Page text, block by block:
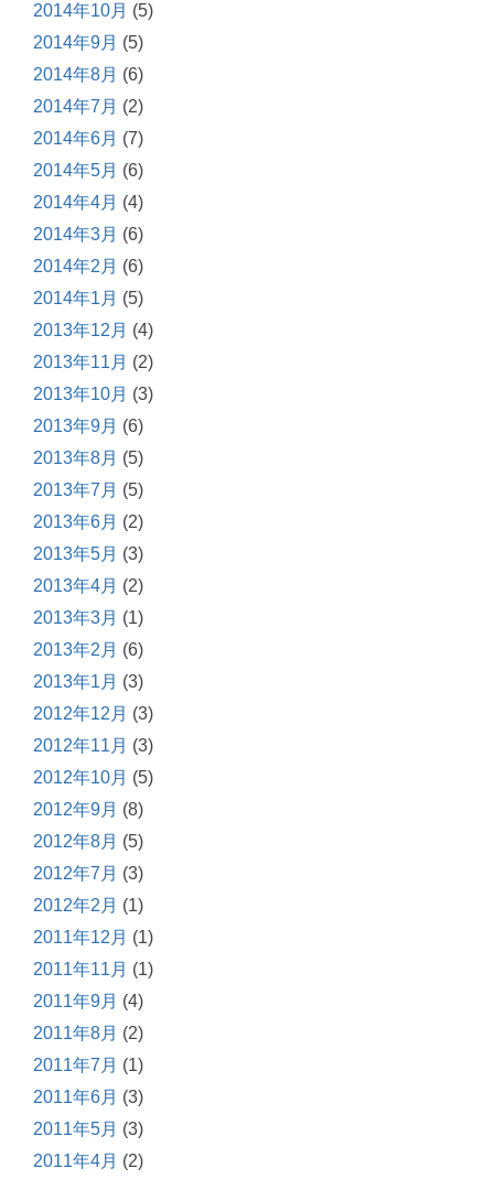
2014年10月 (5)
2014年9月 (5)
2014年8月 (6)
2014年7月 (2)
2014年6月 (7)
2014年5月 (6)
2014年4月 (4)
2014年3月 (6)
2014年2月 (6)
2014年1月 (5)
2013年12月 (4)
2013年11月 (2)
2013年10月 (3)
2013年9月 (6)
2013年8月 (5)
2013年7月 (5)
2013年6月 (2)
2013年5月 (3)
2013年4月 (2)
2013年3月 (1)
2013年2月 (6)
2013年1月 (3)
2012年12月 (3)
2012年11月 (3)
2012年10月 (5)
2012年9月 (8)
2012年8月 (5)
2012年7月 (3)
2012年2月 (1)
2011年12月 (1)
2011年11月 (1)
2011年9月 (4)
2011年8月 (2)
2011年7月 (1)
2011年6月 (3)
2011年5月 (3)
2011年4月 (2)